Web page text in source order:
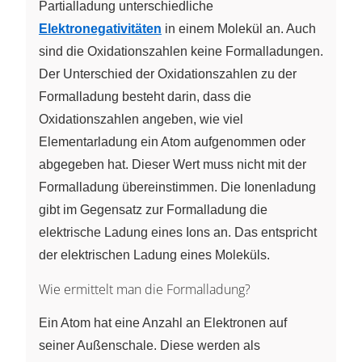
Partialladung unterschiedliche
Elektronegativitäten in einem Molekül an. Auch
sind die Oxidationszahlen keine Formalladungen.
Der Unterschied der Oxidationszahlen zu der
Formalladung besteht darin, dass die
Oxidationszahlen angeben, wie viel
Elementarladung ein Atom aufgenommen oder
abgegeben hat. Dieser Wert muss nicht mit der
Formalladung übereinstimmen. Die Ionenladung
gibt im Gegensatz zur Formalladung die
elektrische Ladung eines Ions an. Das entspricht
der elektrischen Ladung eines Moleküls.
Wie ermittelt man die Formalladung?
Ein Atom hat eine Anzahl an Elektronen auf
seiner Außenschale. Diese werden als